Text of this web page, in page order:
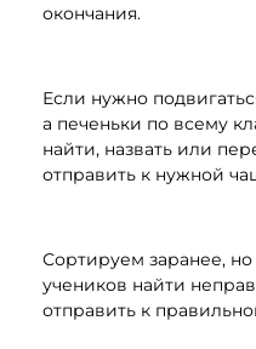
окончания.
Если нужно
а печеньки по всему
найти, назвать или
отправить к нужной
Сортируем заранее,
учеников найти
отправить к